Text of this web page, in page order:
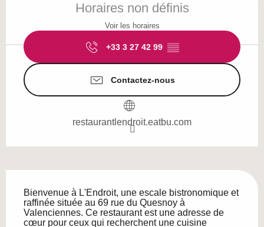
Horaires non définis
Voir les horaires
+33 3 27 42 99 ▒▒
Contactez-nous
restaurantlendroit.eatbu.com
Bienvenue à L'Endroit, une escale bistronomique et
raffinée située au 69 rue du Quesnoy à
Valenciennes. Ce restaurant est une adresse de
cœur pour ceux qui recherchent une cuisine